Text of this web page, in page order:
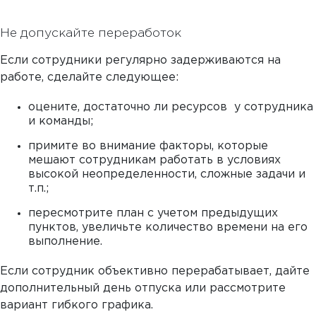
Не допускайте переработок
Если сотрудники регулярно задерживаются на
работе, сделайте следующее:
оцените, достаточно ли ресурсов у сотрудника
и команды;
примите во внимание факторы, которые
мешают сотрудникам работать в условиях
высокой неопределенности, сложные задачи и
т.п.;
пересмотрите план с учетом предыдущих
пунктов, увеличьте количество времени на его
выполнение.
Если сотрудник объективно перерабатывает, дайте
дополнительный день отпуска или рассмотрите
вариант гибкого графика.